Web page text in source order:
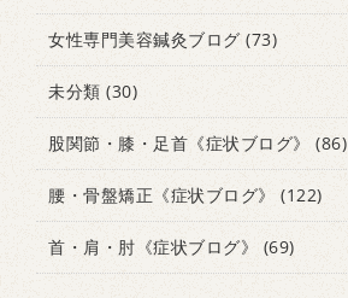
女性専門美容鍼灸ブログ(73)
未分類 (30)
股関節・膝・足首《症状ブログ》 (86)
腰・骨盤矯正《症状ブログ》 (122)
首・肩・肘《症状ブログ》 (69)